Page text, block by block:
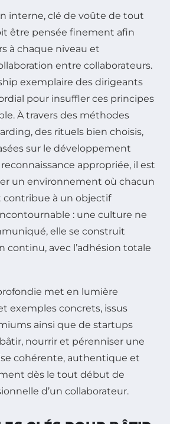
interne, clé de voûte de tout
être pensée finement afin
à chaque niveau et
entre collaborateurs.
exemplaire des dirigeants
pour insuffler ces principes
À travers des méthodes
des rituels bien choisis,
sur le développement
appropriée, il est
un environnement où chacun
contribue à un objectif
: une culture ne
elle se construit
avec l’adhésion totale
met en lumière
exemples concrets, issus
ainsi que de startups
nourrir et pérenniser une
cohérente, authentique et
dès le tout début de
d’un collaborateur.